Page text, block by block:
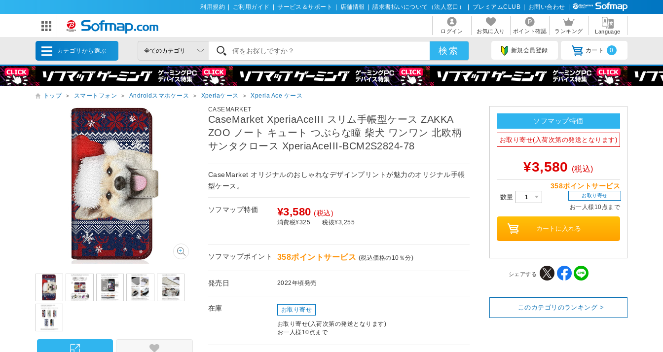
利用規約 ご利用ガイド サービス＆サポート 店舗情報 請求書払いについて（法人窓口） プレミアムCLUB お問い合わせ
ログイン お気に入り ポイント確認 ランキング Language
カテゴリから選ぶ 新規会員登録 カート 0
トップ ＞ スマートフォン ＞ Androidスマホケース ＞ Xperiaケース ＞
Xperia Ace ケース
CASEMARKET
CaseMarket XperiaAceIII スリム手帳型ケース ZAKKA
ZOO ノート キュート つぶらな瞳 柴犬 ワンワン 北欧柄
サンタクロース XperiaAceIII-BCM2S2824-78
CaseMarket オリジナルのおしゃれなデザインプリントが魅力のオリジナル手帳
型ケース。
ソフマップ特価 ¥3,580 (税込)
消費税¥325 税抜¥3,255
ソフマップポイント 358ポイントサービス (税込価格の10％分)
発売日 2022年頃発売
在庫 お取り寄せ
お取り寄せ(入荷次第の発送となります)
お一人様10点まで
ソフマップ特価
お取り寄せ(入荷次第の発送となります)
¥3,580 (税込)
358ポイントサービス
数量 お取り寄せ
お一人様10点まで
シェアする
このカテゴリのランキング >